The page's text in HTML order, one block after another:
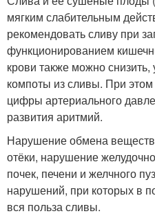
мягким слабительным
рекомендовать сливу при
функционированием
крови также можно
компоты из сливы. При
цифры артериального
развития аритмий.
Нарушение обмена
отёки, нарушение
почек, печени и желчного
нарушений, при которых в
вся польза сливы.